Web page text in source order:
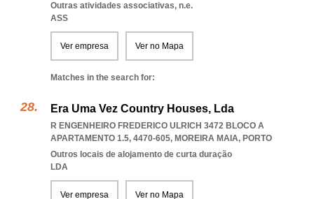
Outras atividades associativas, n.e.
ASS
Ver empresa Ver no Mapa
Matches in the search for:
Era Uma Vez Country Houses, Lda
R ENGENHEIRO FREDERICO ULRICH 3472 BLOCO A
APARTAMENTO 1.5, 4470-605, MOREIRA MAIA, PORTO
Outros locais de alojamento de curta duração
LDA
Ver empresa Ver no Mapa